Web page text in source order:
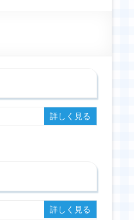
詳しく見る
詳しく見る